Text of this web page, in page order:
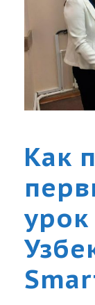
Как